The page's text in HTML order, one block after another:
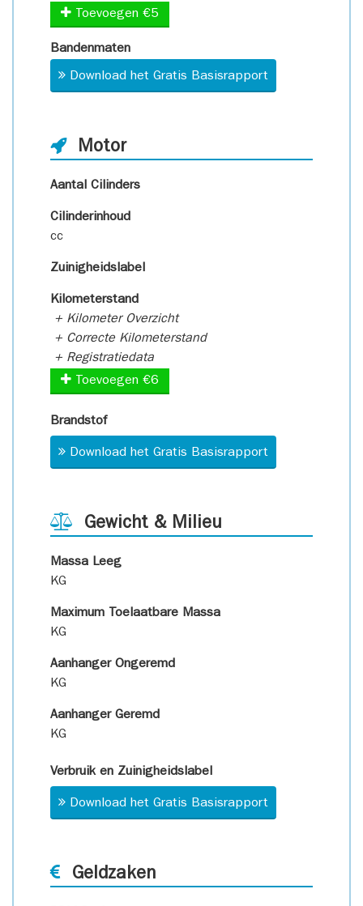
Toevoegen €5
Bandenmaten
Download het Gratis Basisrapport
Motor
Aantal Cilinders
Cilinderinhoud
cc
Zuinigheidslabel
Kilometerstand
+ Kilometer Overzicht
+ Correcte Kilometerstand
+ Registratiedata
Toevoegen €6
Brandstof
Download het Gratis Basisrapport
Gewicht & Milieu
Massa Leeg
KG
Maximum Toelaatbare Massa
KG
Aanhanger Ongeremd
KG
Aanhanger Geremd
KG
Verbruik en Zuinigheidslabel
Download het Gratis Basisrapport
Geldzaken